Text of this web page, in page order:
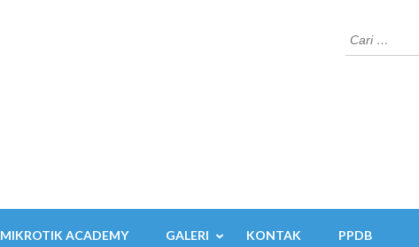
Cari
untuk:
MIKROTIK ACADEMY GALERI KONTAK PPDB